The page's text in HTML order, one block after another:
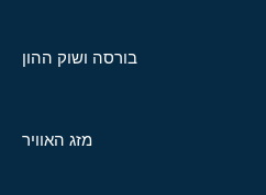
בורסה ושוק ההון
מזג האוויר